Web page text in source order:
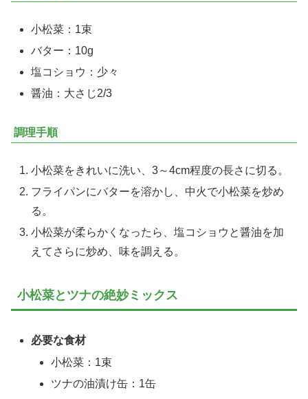
小松菜：1束
バター：10g
塩コショウ：少々
醤油：大さじ2/3
調理手順
小松菜をきれいに洗い、3～4cm程度の長さに切る。
フライパンにバターを溶かし、中火で小松菜を炒め
る。
小松菜が柔らかくなったら、塩コショウと醤油を加
えてさらに炒め、味を調える。
小松菜とツナの絶妙ミックス
必要な食材
小松菜：1束
ツナの油漬け缶：1缶